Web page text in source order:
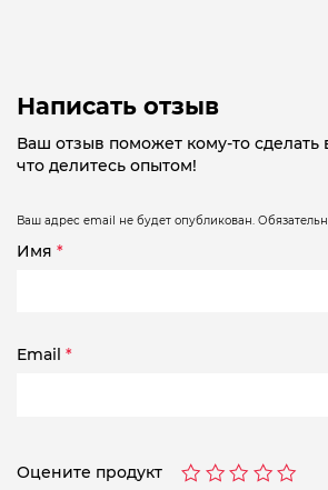
Написать отзыв
Ваш отзыв поможет кому-то сделать
что делитесь опытом!
Ваш адрес email не будет опубликован.
Имя *
Email *
Оцените продукт